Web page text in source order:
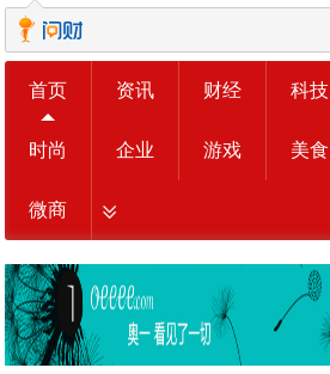
首页 资讯 财经 科技
时尚 企业 游戏 美食
微商